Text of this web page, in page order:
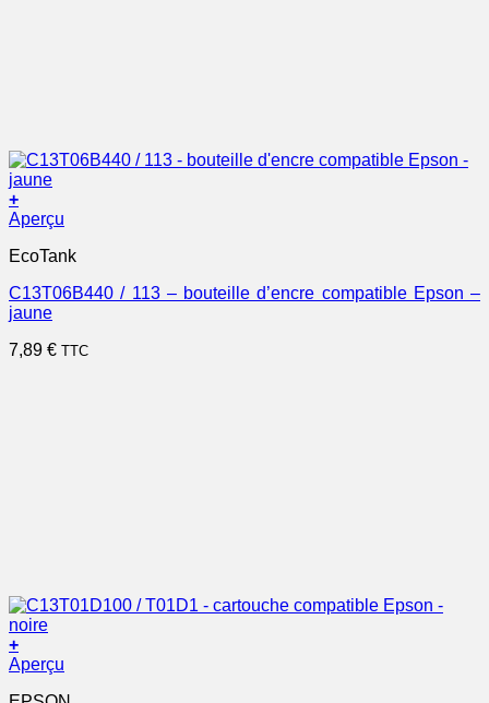
+
Aperçu
EcoTank
C13T06B440 / 113 – bouteille d’encre compatible Epson –
jaune
7,89 € TTC
+
Aperçu